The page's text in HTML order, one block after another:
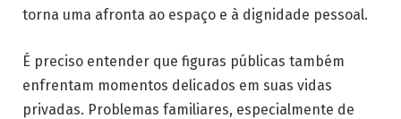
torna uma afronta ao espaço e à dignidade pessoal.
É preciso entender que figuras públicas também
enfrentam momentos delicados em suas vidas
privadas. Problemas familiares, especialmente de